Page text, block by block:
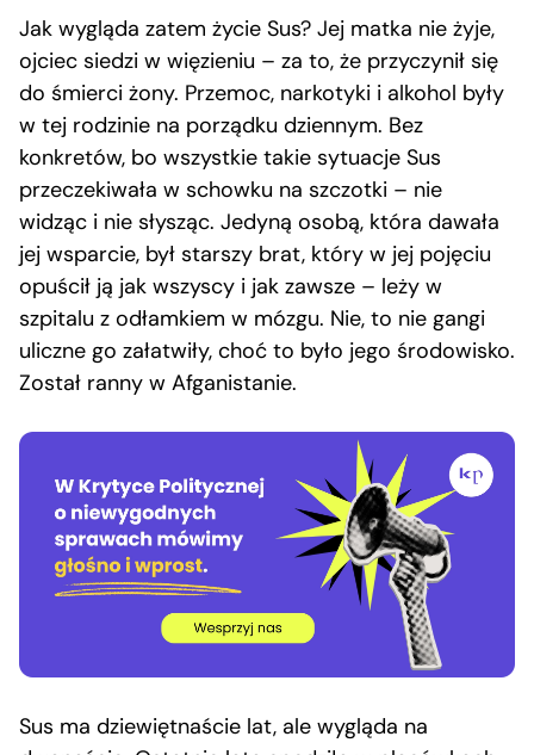
Jak wygląda zatem życie Sus? Jej matka nie żyje,
ojciec siedzi w więzieniu – za to, że przyczynił się
do śmierci żony. Przemoc, narkotyki i alkohol były
w tej rodzinie na porządku dziennym. Bez
konkretów, bo wszystkie takie sytuacje Sus
przeczekiwała w schowku na szczotki – nie
widząc i nie słysząc. Jedyną osobą, która dawała
jej wsparcie, był starszy brat, który w jej pojęciu
opuścił ją jak wszyscy i jak zawsze – leży w
szpitalu z odłamkiem w mózgu. Nie, to nie gangi
uliczne go załatwiły, choć to było jego środowisko.
Został ranny w Afganistanie.
Sus ma dziewiętnaście lat, ale wygląda na